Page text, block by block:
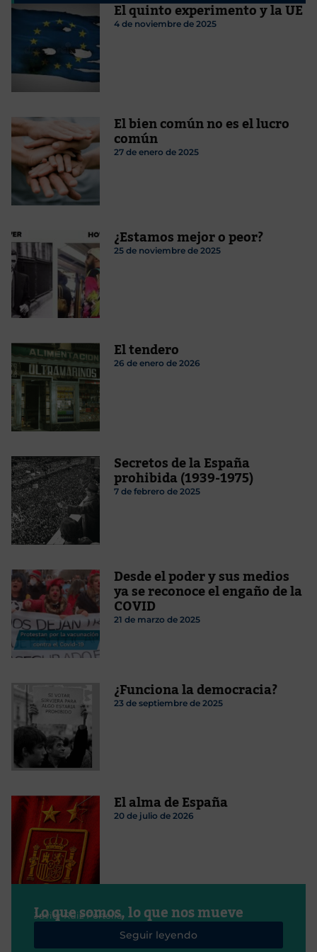
El quinto experimento y la UE
4 de noviembre de 2025
El bien común no es el lucro
común
27 de enero de 2025
¿Estamos mejor o peor?
25 de noviembre de 2025
El tendero
26 de enero de 2026
Secretos de la España
prohibida (1939-1975)
7 de febrero de 2025
Desde el poder y sus medios
ya se reconoce el engaño de la
COVID
21 de marzo de 2025
¿Funciona la democracia?
23 de septiembre de 2025
El alma de España
20 de julio de 2026
Lo que somos, lo que nos mueve
Javier Ruiz Portella
Seguir leyendo